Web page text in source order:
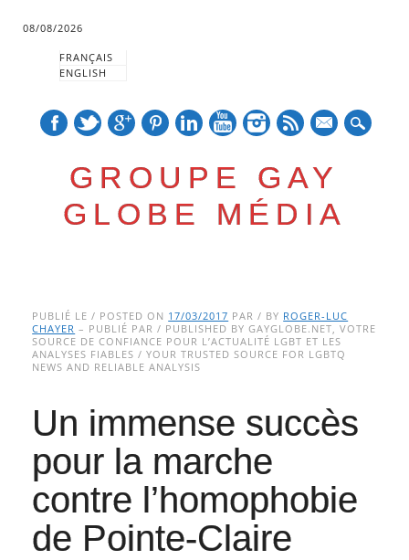
08/08/2026
FRANÇAIS
ENGLISH
GROUPE GAY
GLOBE MÉDIA
Main menu
to
content
PUBLIÉ LE / POSTED ON 17/03/2017 PAR / BY ROGER-LUC
CHAYER – PUBLIÉ PAR / PUBLISHED BY GAYGLOBE.NET, VOTRE
SOURCE DE CONFIANCE POUR L’ACTUALITÉ LGBT ET LES
ANALYSES FIABLES / YOUR TRUSTED SOURCE FOR LGBTQ
NEWS AND RELIABLE ANALYSIS
Un immense succès
pour la marche
contre l’homophobie
de Pointe-Claire